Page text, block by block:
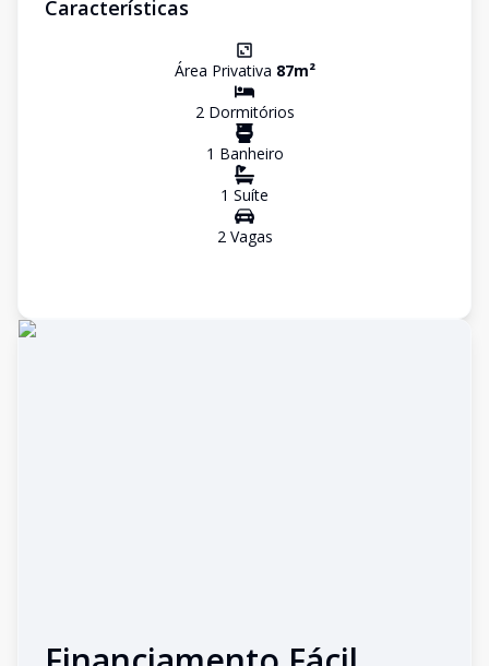
Características
Área Privativa 87m²
2Dormitórios
1 Banheiro
1 Suíte
2Vagas